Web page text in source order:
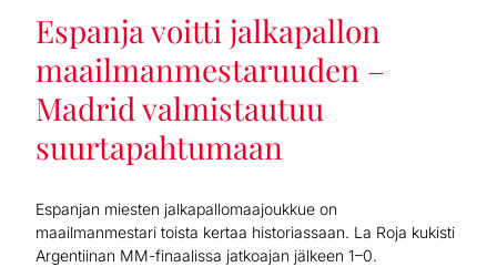
Espanja voitti jalkapallon
maailmanmestaruuden –
Madrid valmistautuu
suurtapahtumaan
Espanjan miesten jalkapallomaajoukkue on
maailmanmestari toista kertaa historiassaan. La Roja kukisti
Argentiinan MM-finaalissa jatkoajan jälkeen 1–0.